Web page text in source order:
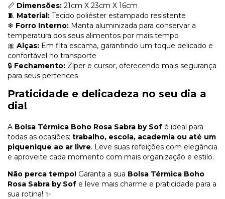
📏 Dimensões: 21cm X 23cm X 16cm
🧵 Material: Tecido poliéster estampado resistente
❄ Forro Interno: Manta aluminizada para conservar a
temperatura dos seus alimentos por mais tempo
🎀 Alças: Em fita escama, garantindo um toque delicado e
confortável no transporte
🔒 Fechamento: Zíper e cursor, oferecendo mais segurança
para seus pertences
Praticidade e delicadeza no seu dia a
dia!
A Bolsa Térmica Boho Rosa Sabra by Sof é ideal para
todas as ocasiões: trabalho, escola, academia ou até um
piquenique ao ar livre. Leve suas refeições com elegância
e aproveite cada momento com mais organização e estilo.
Não perca tempo! Garanta a sua Bolsa Térmica Boho
Rosa Sabra by Sof e leve mais charme e praticidade para a
sua rotina! ✨